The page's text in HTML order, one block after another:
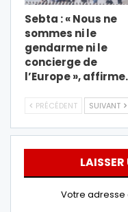
Sebta : « Nous ne
sommes ni le
gendarme ni le
concierge de
l’Europe »,
PRÉCÉDENT SUIVANT
Votre adresse